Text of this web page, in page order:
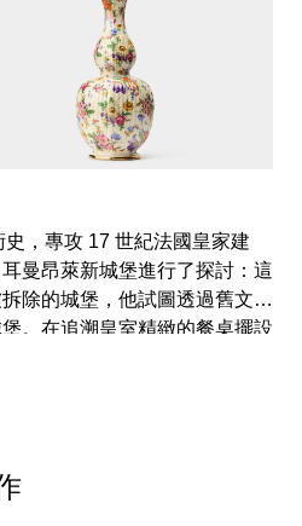
吧，從中可見他對品質和流行
，專攻 17 世紀法國皇家建
曼昂萊新城堡進行了探討：這
除的城堡，他試圖透過舊文件
。在追溯皇室精緻的餐桌擺設
飾物品的熱烈興趣。 隨後
瓷部。 最近，他評估了一套
母喜歡用來盛放新鮮出爐的蛋